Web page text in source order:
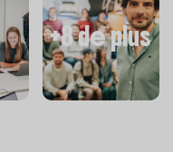
+8 de plus